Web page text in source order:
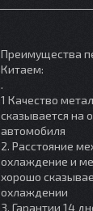
Преимущества
Китаем:
.
1 Качество
сказывается на
автомобиля
2. Расстояние
охлаждение и
хорошо
охлаждении
3. Гарантии 14